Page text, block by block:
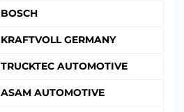
BOSCH
KRAFTVOLL GERMANY
TRUCKTEC AUTOMOTIVE
ASAM AUTOMOTIVE